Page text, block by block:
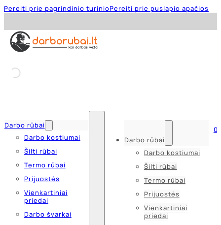
Pereiti prie pagrindinio turinioPereiti prie puslapio apačios
Darbo rūbai
Darbo kostiumai
Šilti rūbai
Termo rūbai
Prijuostės
Vienkartiniai
priedai
Darbo švarkai
Darbo rūbai
Darbo kostiumai
Šilti rūbai
Termo rūbai
Prijuostės
Vienkartiniai
priedai
0